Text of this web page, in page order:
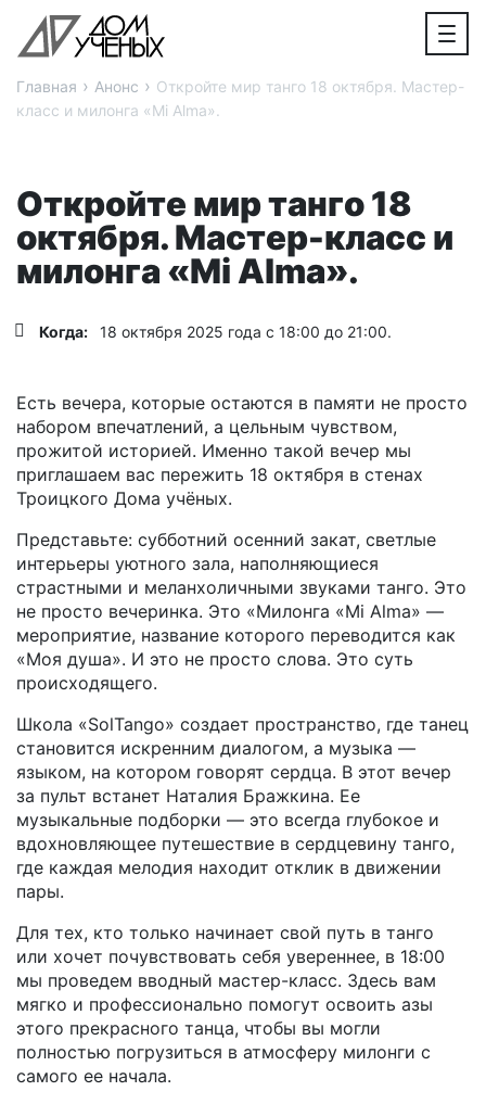
Главная › Анонс › Откройте мир танго 18 октября. Мастер-
класс и милонга «Mi Alma».
Откройте мир танго 18
октября. Мастер-класс и
милонга «Mi Alma».
Когда: 18 октября 2025 года с 18:00 до 21:00.
Есть вечера, которые остаются в памяти не просто
набором впечатлений, а цельным чувством,
прожитой историей. Именно такой вечер мы
приглашаем вас пережить 18 октября в стенах
Троицкого Дома учёных.
Представьте: субботний осенний закат, светлые
интерьеры уютного зала, наполняющиеся
страстными и меланхоличными звуками танго. Это
не просто вечеринка. Это «Милонга «Mi Alma» —
мероприятие, название которого переводится как
«Моя душа». И это не просто слова. Это суть
происходящего.
Школа «SolTango» создает пространство, где танец
становится искренним диалогом, а музыка —
языком, на котором говорят сердца. В этот вечер
за пульт встанет Наталия Бражкина. Ее
музыкальные подборки — это всегда глубокое и
вдохновляющее путешествие в сердцевину танго,
где каждая мелодия находит отклик в движении
пары.
Для тех, кто только начинает свой путь в танго
или хочет почувствовать себя увереннее, в 18:00
мы проведем вводный мастер-класс. Здесь вам
мягко и профессионально помогут освоить азы
этого прекрасного танца, чтобы вы могли
полностью погрузиться в атмосферу милонги с
самого ее начала.